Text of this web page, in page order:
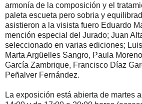
armonía de la composición y el
paleta escueta pero sobria y
asistieron a la visista fuero Eduardo
mención especial del Jurado; Juan
seleccionado en varias ediciones;
Marta Argüelles Sangro, Paula
García Zambrique, Francisco Díaz
Peñalver Fernández.
La exposición está abierta de martes